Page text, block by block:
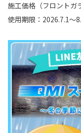
施工価格（フロントガ
使用期限：2026.7.1～